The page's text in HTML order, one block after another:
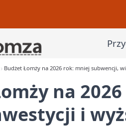
Budżet Łomży na 2026 rok: mniej subwencji,
na
i